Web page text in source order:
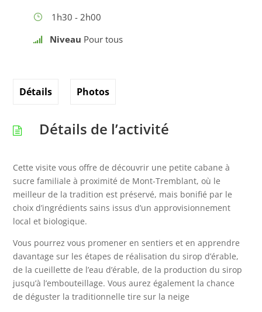
1h30 - 2h00
Niveau Pour tous
Détails Photos
Détails de l’activité
Cette visite vous offre de découvrir une petite cabane à
sucre familiale à proximité de Mont-Tremblant, où le
meilleur de la tradition est préservé, mais bonifié par le
choix d’ingrédients sains issus d’un approvisionnement
local et biologique.
Vous pourrez vous promener en sentiers et en apprendre
davantage sur les étapes de réalisation du sirop d’érable,
de la cueillette de l’eau d’érable, de la production du sirop
jusqu’à l’embouteillage. Vous aurez également la chance
de déguster la traditionnelle tire sur la neige